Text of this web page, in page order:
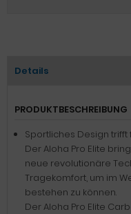
Details
PRODUKTBESCHREIBUNG
Sportliches Design
Der Aloha Pro Elite
neue revolutionäre
Tragekomfort, um im
bestehen zu können.
Der Aloha Pro Elite